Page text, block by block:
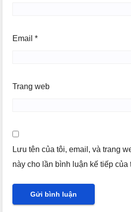
Email *
Trang web
Lưu tên của tôi, email, và trang
này cho lần bình luận kế tiếp của